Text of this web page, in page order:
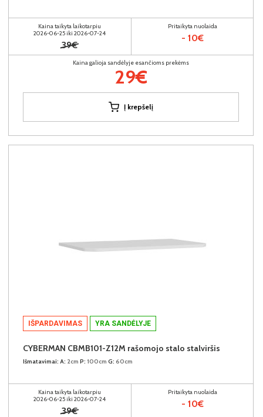
Kaina taikyta laikotarpiu
2026-06-25 iki 2026-07-24
39€
Pritaikyta nuolaida
- 10€
Kaina galioja sandėlyje esančioms prekėms
29€
Į krepšelį
IŠPARDAVIMAS YRA SANDĖLYJE
CYBERMAN CBMB101-Z12M rašomojo stalo stalviršis
Išmatavimai: A: 2cm P: 100cm G: 60cm
Kaina taikyta laikotarpiu
2026-06-25 iki 2026-07-24
39€
Pritaikyta nuolaida
- 10€